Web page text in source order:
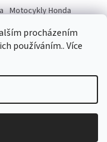
procházením
používáním.. Více
Motocykly Honda
. Všechna práva